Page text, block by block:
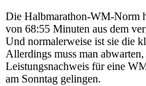
Die Halbmarathon-WM-Norm
von 68:55 Minuten aus dem
Und normalerweise ist sie die
Allerdings muss man
Leistungsnachweis für eine
am Sonntag gelingen.